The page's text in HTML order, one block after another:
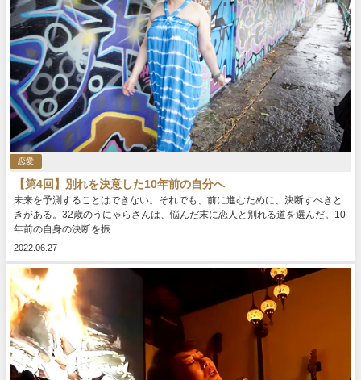
恋愛
【第4回】別れを決意した10年前の自分へ
未来を予測することはできない。それでも、前に進むために、決断すべきと
きがある。32歳のうにゃらさんは、悩んだ末に恋人と別れる道を選んだ。10
年前の自身の決断を振...
2022.06.27